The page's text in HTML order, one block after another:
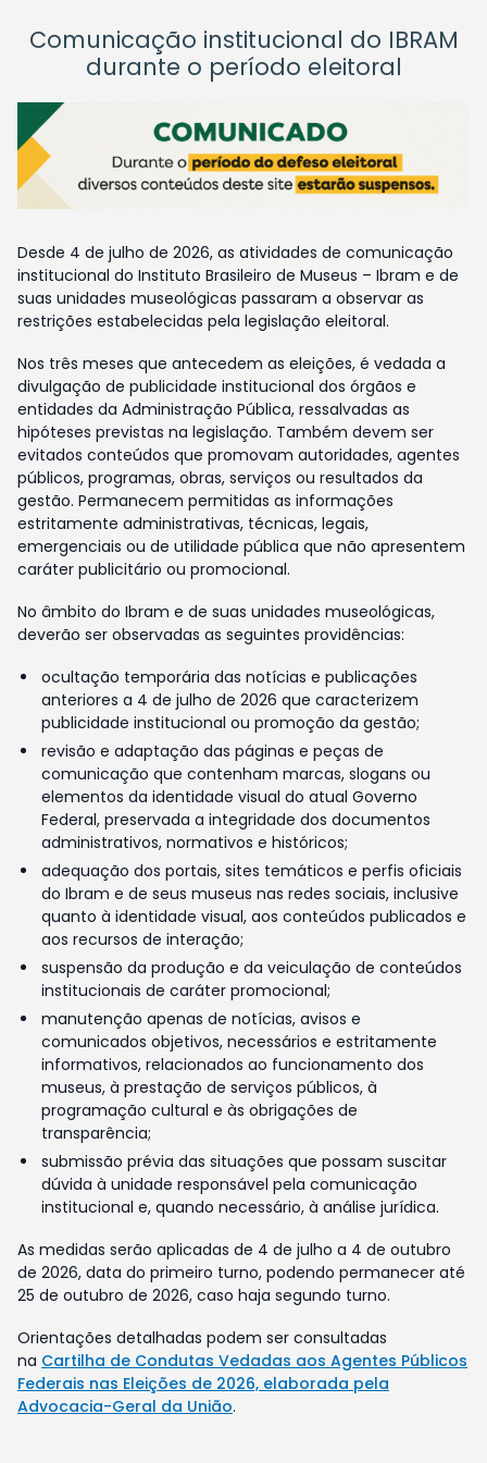
Comunicação institucional do IBRAM
durante o período eleitoral
Desde 4 de julho de 2026, as atividades de comunicação
institucional do Instituto Brasileiro de Museus – Ibram e de
suas unidades museológicas passaram a observar as
restrições estabelecidas pela legislação eleitoral.
Nos três meses que antecedem as eleições, é vedada a
divulgação de publicidade institucional dos órgãos e
entidades da Administração Pública, ressalvadas as
hipóteses previstas na legislação. Também devem ser
evitados conteúdos que promovam autoridades, agentes
públicos, programas, obras, serviços ou resultados da
gestão. Permanecem permitidas as informações
estritamente administrativas, técnicas, legais,
emergenciais ou de utilidade pública que não apresentem
caráter publicitário ou promocional.
No âmbito do Ibram e de suas unidades museológicas,
deverão ser observadas as seguintes providências:
ocultação temporária das notícias e publicações
anteriores a 4 de julho de 2026 que caracterizem
publicidade institucional ou promoção da gestão;
revisão e adaptação das páginas e peças de
comunicação que contenham marcas, slogans ou
elementos da identidade visual do atual Governo
Federal, preservada a integridade dos documentos
administrativos, normativos e históricos;
adequação dos portais, sites temáticos e perfis oficiais
do Ibram e de seus museus nas redes sociais, inclusive
quanto à identidade visual, aos conteúdos publicados e
aos recursos de interação;
suspensão da produção e da veiculação de conteúdos
institucionais de caráter promocional;
manutenção apenas de notícias, avisos e
comunicados objetivos, necessários e estritamente
informativos, relacionados ao funcionamento dos
museus, à prestação de serviços públicos, à
programação cultural e às obrigações de
transparência;
submissão prévia das situações que possam suscitar
dúvida à unidade responsável pela comunicação
institucional e, quando necessário, à análise jurídica.
As medidas serão aplicadas de 4 de julho a 4 de outubro
de 2026, data do primeiro turno, podendo permanecer até
25 de outubro de 2026, caso haja segundo turno.
Orientações detalhadas podem ser consultadas
na Cartilha de Condutas Vedadas aos Agentes Públicos
Federais nas Eleições de 2026, elaborada pela
Advocacia-Geral da União.